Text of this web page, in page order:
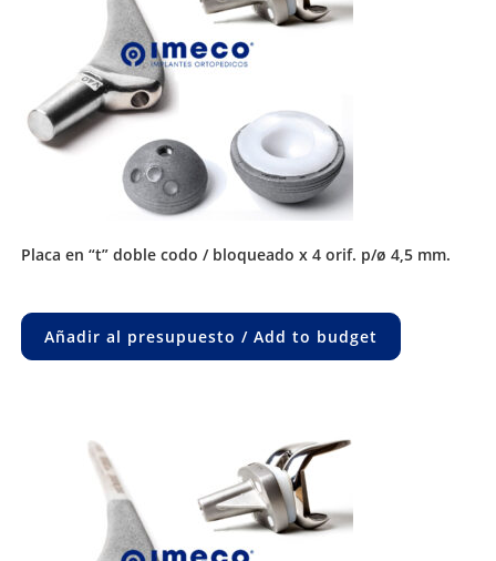
placa en “t” doble codo / bloqueado x 4 orif. p/ø 4,5 mm.
Añadir al presupuesto / Add to budget